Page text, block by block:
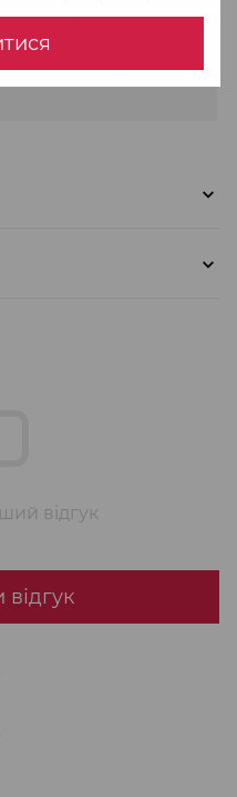
462 682
Задоволених клієнтів із
2005 року
відгук